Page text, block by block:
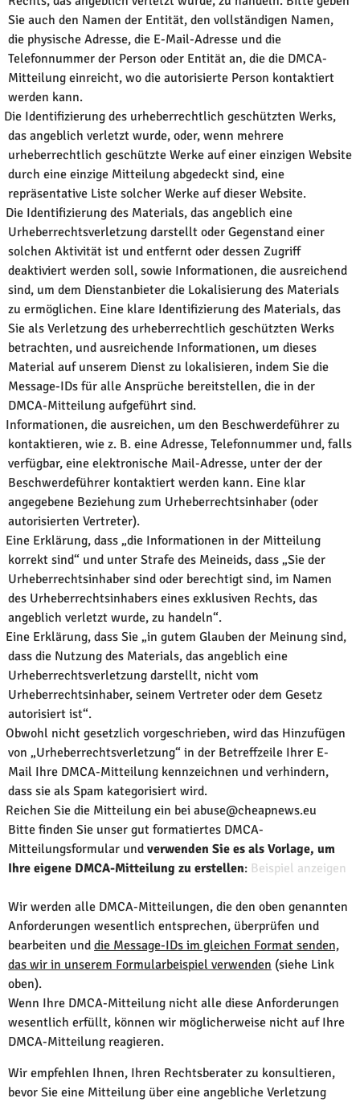
Sie auch den Namen der Entität, den vollständigen Namen,
die physische Adresse, die E-Mail-Adresse und die
Telefonnummer der Person oder Entität an, die die DMCA-
Mitteilung einreicht, wo die autorisierte Person kontaktiert
werden kann.
Die Identifizierung des urheberrechtlich geschützten Werks,
das angeblich verletzt wurde, oder, wenn mehrere
urheberrechtlich geschützte Werke auf einer einzigen Website
durch eine einzige Mitteilung abgedeckt sind, eine
repräsentative Liste solcher Werke auf dieser Website.
Die Identifizierung des Materials, das angeblich eine
Urheberrechtsverletzung darstellt oder Gegenstand einer
solchen Aktivität ist und entfernt oder dessen Zugriff
deaktiviert werden soll, sowie Informationen, die ausreichend
sind, um dem Dienstanbieter die Lokalisierung des Materials
zu ermöglichen. Eine klare Identifizierung des Materials, das
Sie als Verletzung des urheberrechtlich geschützten Werks
betrachten, und ausreichende Informationen, um dieses
Material auf unserem Dienst zu lokalisieren, indem Sie die
Message-IDs für alle Ansprüche bereitstellen, die in der
DMCA-Mitteilung aufgeführt sind.
Informationen, die ausreichen, um den Beschwerdeführer zu
kontaktieren, wie z. B. eine Adresse, Telefonnummer und, falls
verfügbar, eine elektronische Mail-Adresse, unter der der
Beschwerdeführer kontaktiert werden kann. Eine klar
angegebene Beziehung zum Urheberrechtsinhaber (oder
autorisierten Vertreter).
Eine Erklärung, dass „die Informationen in der Mitteilung
korrekt sind“ und unter Strafe des Meineids, dass „Sie der
Urheberrechtsinhaber sind oder berechtigt sind, im Namen
des Urheberrechtsinhabers eines exklusiven Rechts, das
angeblich verletzt wurde, zu handeln“.
Eine Erklärung, dass Sie „in gutem Glauben der Meinung sind,
dass die Nutzung des Materials, das angeblich eine
Urheberrechtsverletzung darstellt, nicht vom
Urheberrechtsinhaber, seinem Vertreter oder dem Gesetz
autorisiert ist“.
Obwohl nicht gesetzlich vorgeschrieben, wird das Hinzufügen
von „Urheberrechtsverletzung“ in der Betreffzeile Ihrer E-
Mail Ihre DMCA-Mitteilung kennzeichnen und verhindern,
dass sie als Spam kategorisiert wird.
Reichen Sie die Mitteilung ein bei abuse@cheapnews.eu
Bitte finden Sie unser gut formatiertes DMCA-
Mitteilungsformular und verwenden Sie es als Vorlage, um
Ihre eigene DMCA-Mitteilung zu erstellen: Beispiel anzeigen
Wir werden alle DMCA-Mitteilungen, die den oben genannten
Anforderungen wesentlich entsprechen, überprüfen und
bearbeiten und die Message-IDs im gleichen Format senden,
das wir in unserem Formularbeispiel verwenden (siehe Link
oben).
Wenn Ihre DMCA-Mitteilung nicht alle diese Anforderungen
wesentlich erfüllt, können wir möglicherweise nicht auf Ihre
DMCA-Mitteilung reagieren.
Wir empfehlen Ihnen, Ihren Rechtsberater zu konsultieren,
bevor Sie eine Mitteilung über eine angebliche Verletzung